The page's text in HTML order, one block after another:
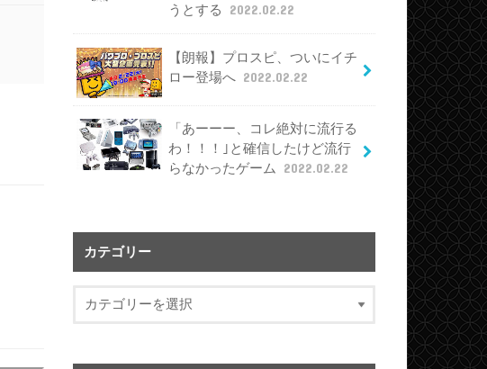
うとする 2022.02.22
【朗報】プロスピ、ついにイチ
ロー登場へ 2022.02.22
「あーーー、コレ絶対に流行る
わ！！！｣と確信したけど流行
らなかったゲーム
2022.02.22
カテゴリー